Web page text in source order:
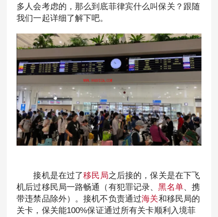
多人会考虑的，那么到底菲律宾什么叫保关？跟随
我们一起详细了解下吧。
接机是在过了移民局之后接的，保关是在下飞
机后过移民局一路畅通（有犯罪记录、黑名单、携
带违禁品除外）。接机不负责通过海关和移民局的
关卡，保关能100%保证通过所有关卡顺利入境菲